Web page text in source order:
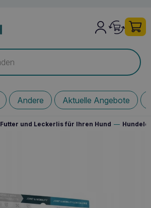
Andere Aktuelle Angebote
Futter und Leckerlis für Ihren Hund —